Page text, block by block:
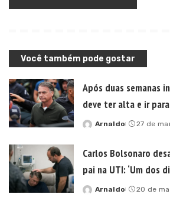
Você também pode gostar
Após duas semanas
deve ter alta e ir
Posted
Arnaldo 27 de
Carlos Bolsonaro
pai na UTI: ‘Um dos
Posted
Arnaldo 20 de